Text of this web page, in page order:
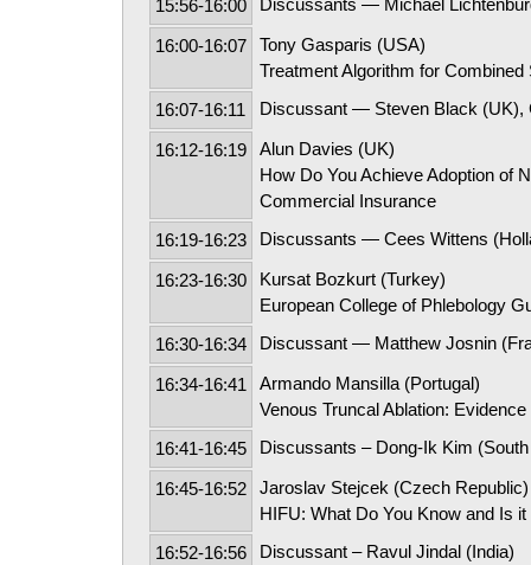
15:56-16:00 Discussants — Michael
16:00-16:07
Tony Gasparis (USA)
Treatment Algorithm for
16:07-16:11 Discussant — Steven Black (UK),
16:12-16:19
Alun Davies (UK)
How Do You Achieve Adoption of
Commercial Insurance
16:19-16:23 Discussants — Cees Wittens
16:23-16:30
Kursat Bozkurt (Turkey)
European College of Phlebology
16:30-16:34 Discussant — Matthew Josnin
16:34-16:41
Armando Mansilla (Portugal)
Venous Truncal Ablation:
16:41-16:45 Discussants – Dong-Ik Kim
16:45-16:52
Jaroslav Stejcek (Czech Republic)
HIFU: What Do You Know and Is
16:52-16:56 Discussant – Ravul Jindal (India)